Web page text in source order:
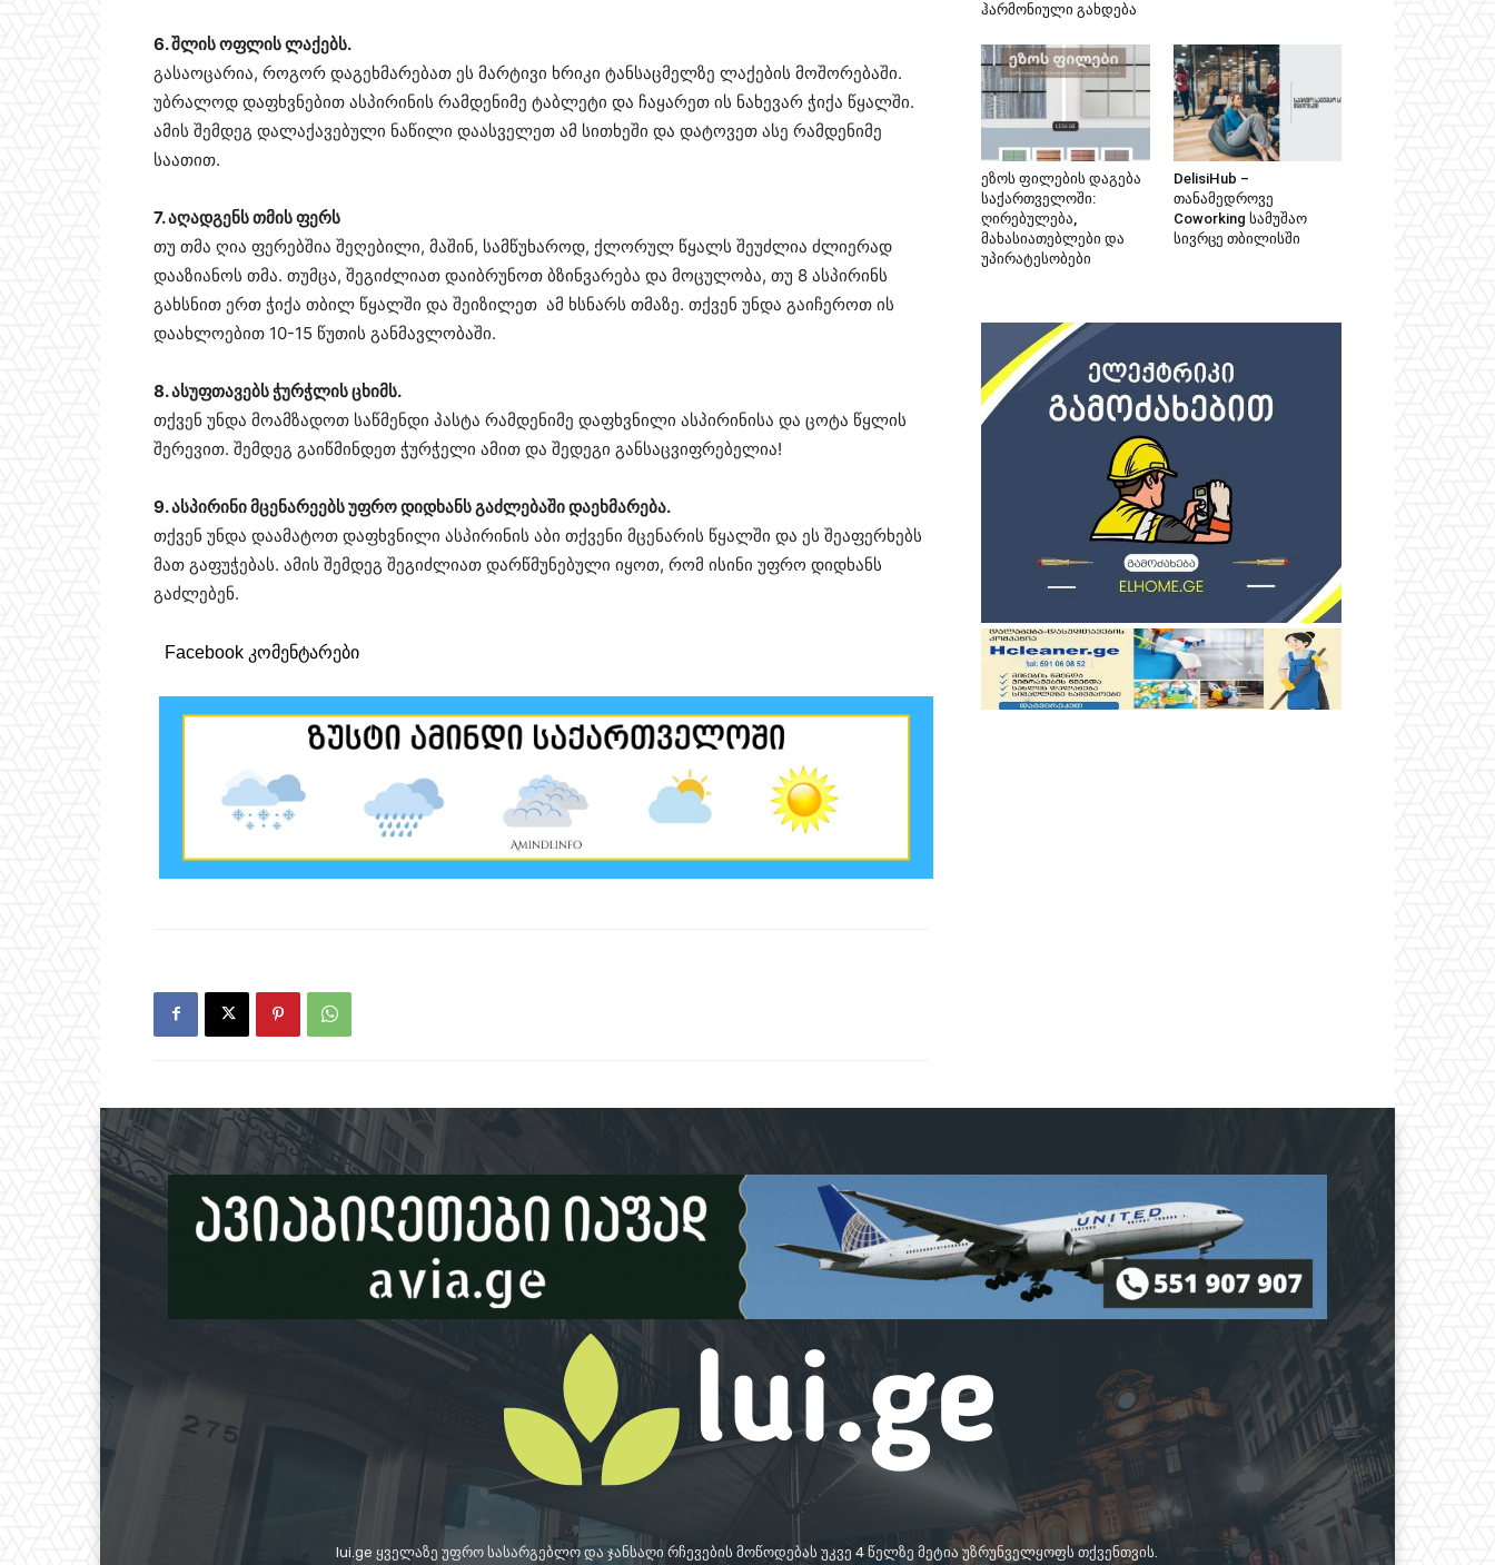
6. შლის ოფლის ლაქებს.
გასაოცარია, როგორ დაგეხმარებათ ეს მარტივი ხრიკი ტანსაცმელზე ლაქების მოშორებაში.
უბრალოდ დაფხვნებით ასპირინის რამდენიმე ტაბლეტი და ჩაყარეთ ის ნახევარ ჭიქა წყალში.
ამის შემდეგ დალაქავებული ნაწილი დაასველეთ ამ სითხეში და დატოვეთ ასე რამდენიმე
საათით.
7. აღადგენს თმის ფერს
თუ თმა ღია ფერებშია შეღებილი, მაშინ, სამწუხაროდ, ქლორულ წყალს შეუძლია ძლიერად
დააზიანოს თმა. თუმცა, შეგიძლიათ დაიბრუნოთ ბზინვარება და მოცულობა, თუ 8 ასპირინს
გახსნით ერთ ჭიქა თბილ წყალში და შეიზილეთ ამ ხსნარს თმაზე. თქვენ უნდა გაიჩეროთ ის
დაახლოებით 10-15 წუთის განმავლობაში.
8. ასუფთავებს ჭურჭლის ცხიმს.
თქვენ უნდა მოამზადოთ საწმენდი პასტა რამდენიმე დაფხვნილი ასპირინისა და ცოტა წყლის
შერევით. შემდეგ გაიწმინდეთ ჭურჭელი ამით და შედეგი განსაცვიფრებელია!
9. ასპირინი მცენარეებს უფრო დიდხანს გაძლებაში დაეხმარება.
თქვენ უნდა დაამატოთ დაფხვნილი ასპირინის აბი თქვენი მცენარის წყალში და ეს შეაფერხებს
მათ გაფუჭებას. ამის შემდეგ შეგიძლიათ დარწმუნებული იყოთ, რომ ისინი უფრო დიდხანს
გაძლებენ.
Facebook კომენტარები
ჰარმონიული გახდება
ეზოს ფილების დაგება
საქართველოში:
ღირებულება,
მახასიათებლები და
უპირატესობები
DelisiHub –
თანამედროვე
Coworking სამუშაო
სივრცე თბილისში
lui.ge ყველაზე უფრო სასარგებლო და ჯანსაღი რჩევების მოწოდებას უკვე 4 წელზე მეტია უზრუნველყოფს თქვენთვის.